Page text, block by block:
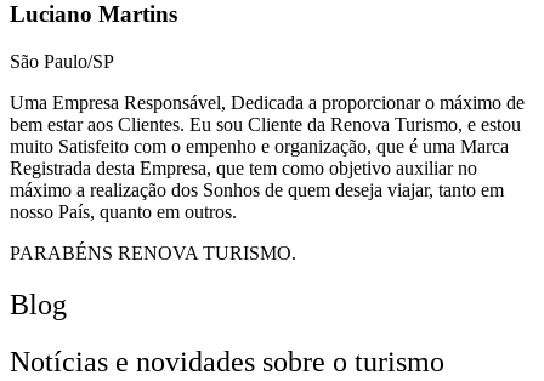
Luciano Martins
São Paulo/SP
Uma Empresa Responsável, Dedicada a proporcionar o máximo de
bem estar aos Clientes. Eu sou Cliente da Renova Turismo, e estou
muito Satisfeito com o empenho e organização, que é uma Marca
Registrada desta Empresa, que tem como objetivo auxiliar no
máximo a realização dos Sonhos de quem deseja viajar, tanto em
nosso País, quanto em outros.
PARABÉNS RENOVA TURISMO.
Blog
Notícias e novidades sobre o turismo